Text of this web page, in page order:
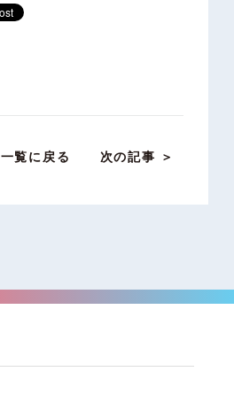
一覧に戻る 次の記事 ＞